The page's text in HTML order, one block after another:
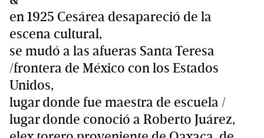
en 1925 Cesárea desapareció de la
escena cultural,
se mudó a las afueras Santa Teresa
/frontera de México con los Estados
Unidos,
lugar donde fue maestra de escuela /
lugar donde conoció a Roberto Juárez,